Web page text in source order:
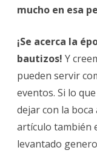
mucho en esa
¡Se acerca la
bautizos! Y
pueden servir
eventos. Si lo
dejar con la
artículo también
levantado